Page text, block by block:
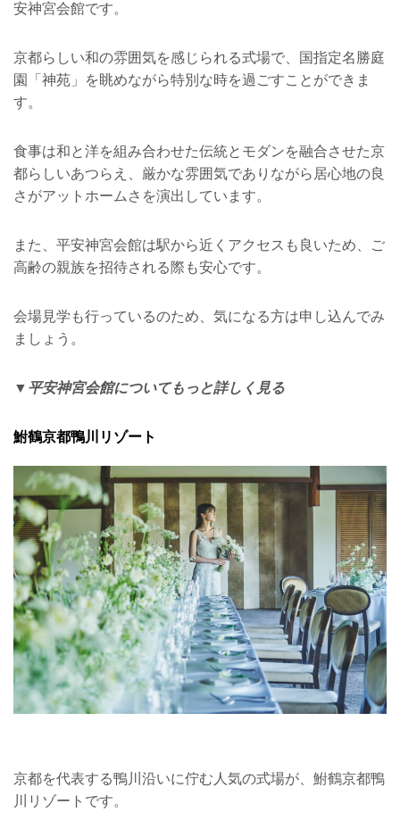
安神宮会館です。
京都らしい和の雰囲気を感じられる式場で、国指定名勝庭
園「神苑」を眺めながら特別な時を過ごすことができま
す。
食事は和と洋を組み合わせた伝統とモダンを融合させた京
都らしいあつらえ、厳かな雰囲気でありながら居心地の良
さがアットホームさを演出しています。
また、平安神宮会館は駅から近くアクセスも良いため、ご
高齢の親族を招待される際も安心です。
会場見学も行っているのため、気になる方は申し込んでみ
ましょう。
▼平安神宮会館についてもっと詳しく見る
鮒鶴京都鴨川リゾート
京都を代表する鴨川沿いに佇む人気の式場が、鮒鶴京都鴨
川リゾートです。